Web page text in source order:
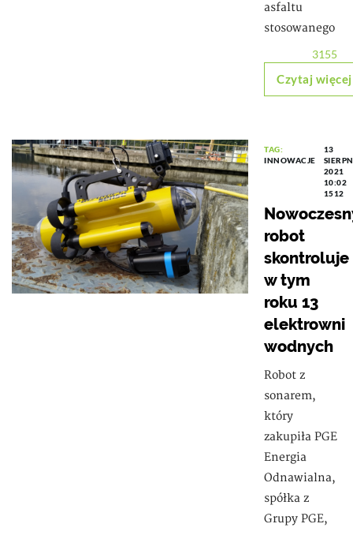
asfaltu
stosowanego
3155
Czytaj więcej
TAG:
INNOWACJE
13
2021
10:02
1512
robot
skontroluje
w tym
roku 13
elektrowni
wodnych
Robot z
sonarem,
który
zakupiła PGE
Energia
Odnawialna,
spółka z
Grupy PGE,